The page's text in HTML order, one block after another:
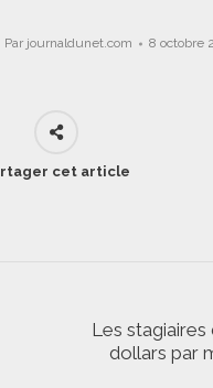
Par journaldunet.com 8 octobre
cet article
Onglet
Les stagiaires
dollars par